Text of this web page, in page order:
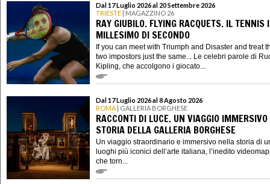
Dal 17 Luglio 2026 al 20 Settembre 2026
TRIESTE | MAGAZZINO 26
RAY GIUBILO. FLYING RACQUETS. IL TENNIS
MILLESIMO DI SECONDO
If you can meet with Triumph and Disaster and treat
two impostors just the same... Le celebri parole di
Kipling, che accolgono i giocato...
Dal 17 Luglio 2026 al 8 Agosto 2026
ROMA | GALLERIA BORGHESE
RACCONTI DI LUCE. UN VIAGGIO
STORIA DELLA GALLERIA BORGHESE
Un viaggio straordinario e immersivo nella storia di
luoghi più iconici dell’arte italiana, l’inedito
che torn...